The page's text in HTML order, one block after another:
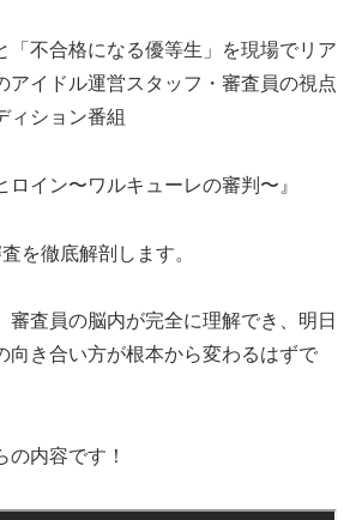
「不合格になる優等生」を現場でリア
アイドル運営スタッフ・審査員の視点
ィション番組
ロイン〜ワルキューレの審判〜』
を徹底解剖します。
審査員の脳内が完全に理解でき、明日
向き合い方が根本から変わるはずで
の内容です！